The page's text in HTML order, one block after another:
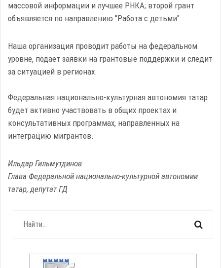
массовой информации и лучшее РНКА; второй грант
объявляется по направлению "Работа с детьми".
Наша организация проводит работы на федеральном
уровне, подает заявки на грантовые поддержки и следит
за ситуацией в регионах.
Федеральная национально-культурная автономия татар
будет активно участвовать в общих проектах и
консультативных программах, направленных на
интеграцию мигрантов.
Ильдар Гильмутдинов
Глава Федеральной национально-культурной автономии
татар, депутат ГД